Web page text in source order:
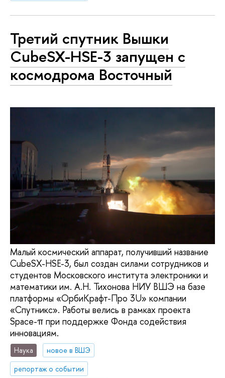
Третий спутник Вышки
CubeSX-HSE-3 запущен с
космодрома Восточный
Малый космический аппарат, получивший название
CubeSX-HSE-3, был создан силами сотрудников и
студентов Московского института электроники и
математики им. А.Н. Тихонова НИУ ВШЭ на базе
платформы «ОрбиКрафт-Про 3U» компании
«Спутникс». Работы велись в рамках проекта
Space-π при поддержке Фонда содействия
инновациям.
Наука
новое в ВШЭ
репортаж о событии